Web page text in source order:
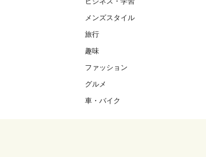
メンズスタイル
旅行
趣味
ファッション
グルメ
車・バイク